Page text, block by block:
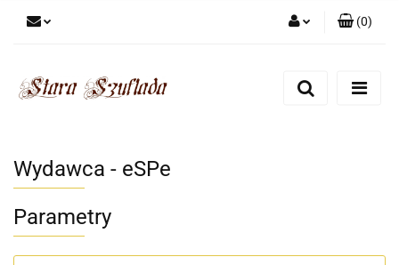
Zarejestruj się
(0)
Wydawca - eSPe
Parametry